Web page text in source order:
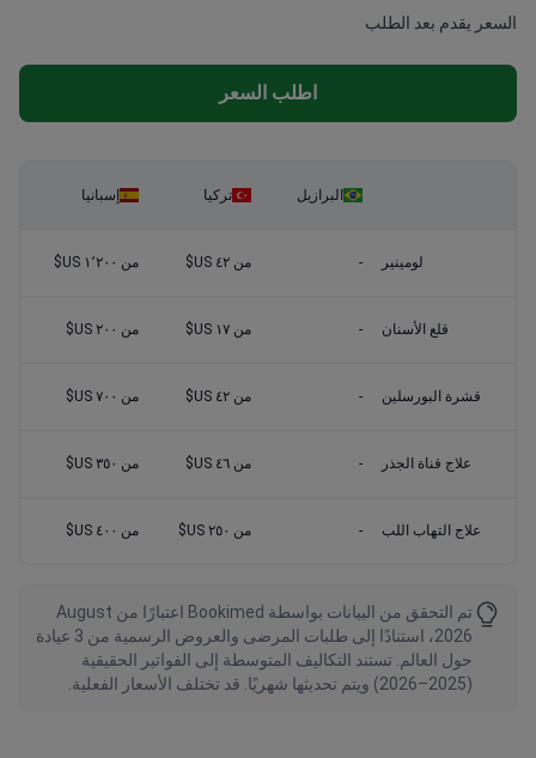
السعر يقدم بعد الطلب
اطلب السعر
البرازيل تركيا إسبانيا
لومينير - من ٤٢ US$ من ١٬٢٠٠ US$
قلع الأسنان - من ١٧ US$ من ٢٠٠ US$
قشرة البورسلين - من ٤٢ US$ من ٧٠٠ US$
علاج قناة الجذر - من ٤٦ US$ من ٣٥٠ US$
علاج التهاب اللب - من ٢٥٠ US$ من ٤٠٠ US$
تم التحقق من البيانات بواسطة Bookimed اعتبارًا من August
2026، استنادًا إلى طلبات المرضى والعروض الرسمية من 3 عيادة
حول العالم. تستند التكاليف المتوسطة إلى الفواتير الحقيقية
(2025–2026) ويتم تحديثها شهريًا. قد تختلف الأسعار الفعلية.